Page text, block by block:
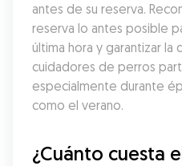
antes de su reserva.
reserva lo antes posible
última hora y garantizar la
cuidadores de perros
especialmente durante
como el verano.
¿Cuánto cuesta